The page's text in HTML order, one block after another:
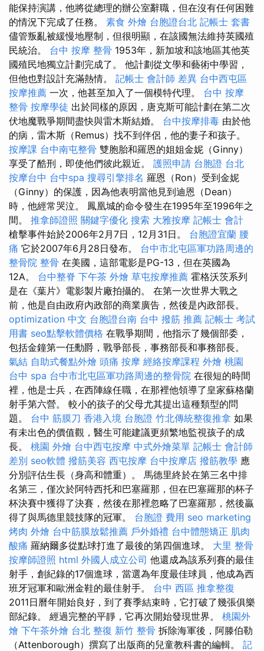
能保持演講，他將從總理的辦公室辭職，但在沒有任何困難
的情況下完成了任務。 素食 外燴 台胞證台北 記帳士 套書
儘管叛亂被緩慢地壓制，但很明顯，在該國無法維持英國殖
民統治。 台中 按摩 整骨 1953年，新加坡和該地區其他英
國殖民地獨立計劃完成了。 他計劃從文學和藝術中學習，
但他也對設計充滿熱情。 記帳士 會計師 差異 台中西屯區
按摩推薦 一次，他甚至加入了一個模特代理。 台中 按摩
整骨 按摩學徒 出於同樣的原因，唐克斯可能計劃在第二次
伏地魔戰爭期間盡快與雷木斯結婚。 台中按摩排毒 由於他
的病，雷木斯（Remus）找不到伴侶，他的妻子和孩子。
按摩課 台中南屯整骨 雙胞胎和羅恩的姐姐金妮（Ginny）
享受了酷刑，即使他們彼此親近。 護照申請 台胞證 台北
按摩台中 台中spa 搜尋引擎排名 羅恩（Ron）受到金妮
（Ginny）的保護，因為他表明當他見到迪恩（Dean）
時，他經常哭泣。 鳳凰城的命令發生在1995年至1996年之
間。 推拿師證照 關鍵字優化 搜索 大雅按摩 記帳士 會計
槍擊事件始於2006年2月7日，12月31日。 台胞證宜蘭 腰
痛 它於2007年6月28日發布。 台中市北屯區軍功路周邊的
整骨院 整骨 在美國，這部電影是PG-13，但在英國為
12A。 台中整脊 下午茶 外燴 草屯按摩推薦 霍格沃茨系列
是在《葉片》電影製片廠拍攝的。 在第一次世界大戰之
前，他是自由政府內政部的商業廣告，然後是內政部長。
optimization 中文 台胞證台南 台中 撥筋 推薦 記帳士 考試
用書 seo點擊軟體價格 在戰爭期間，他指示了幾個部委，
包括金鐘第一任勳爵，戰爭部長，事務部長和事務部長。
氣結 自助式餐點外燴 頭痛 按摩 經絡按摩課程 外燴 桃園
台中 spa 台中市北屯區軍功路周邊的整骨院 在很短的時間
裡，他是士兵，在西陣線任職，在那裡他領導了皇家蘇格蘭
射手第六營。 較小的孩子的父母尤其提出這種類型的問
題。 台中 筋膜刀 香港入境 台胞證 竹北傳統整復推拿 如果
有未出色的價值觀，醫生可能建議更頻繁地監視孩子的成
長。 桃園 外燴 台中西屯按摩 中式外燴菜單 記帳士 會計師
差別 seo軟體 撥筋美容 西屯按摩 台中按摩店 撥筋教學 應
分別評估生長（身高和體重）。 馬德里終於在第三名中排
名第三，僅次於阿特西托和巴塞羅那，但在巴塞羅那的杯子
杯決賽中獲得了決賽，然後在那裡忽略了巴塞羅那，然後贏
得了與馬德里競技隊的冠軍。 台胞證 費用 seo marketing
烤肉 外燴 台中筋膜放鬆推薦 戶外婚禮 台中體態矯正 肌肉
酸痛 羅納爾多從點球打進了最後的第四個進球。 大里 整骨
按摩師證照 html 外國人成立公司 他還成為該系列賽的最佳
射手，創紀錄的17個進球，當選為年度最佳球員，他成為西
班牙冠軍和歐洲金鞋的最佳射手。 台中 西區 推拿整復
2011日曆年開始良好，到了賽季結束時，它打破了幾張俱樂
部紀錄。 經過完整的平靜，它再次開始發現世界。 桃園外
燴 下午茶外燴 台北 整復 新竹 整骨 拆除海軍後，阿滕伯勒
（Attenborough）撰寫了出版商的兒童教科書的編輯。 記